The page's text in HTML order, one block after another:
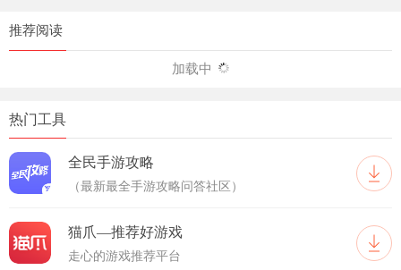
推荐阅读
加载中
热门工具
全民手游攻略
（最新最全手游攻略问答社区）
猫爪—推荐好游戏
走心的游戏推荐平台